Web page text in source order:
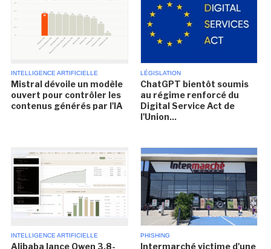
INTELLIGENCE ARTIFICIELLE
Mistral dévoile un modèle
ouvert pour contrôler les
contenus générés par l'IA
LÉGISLATION
ChatGPT bientôt soumis
au régime renforcé du
Digital Service Act de
l'Union...
INTELLIGENCE ARTIFICIELLE
Alibaba lance Qwen 3.8-
PHISHING
Intermarché victime d'une